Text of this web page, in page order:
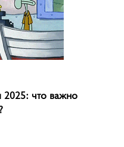
2025: что важно